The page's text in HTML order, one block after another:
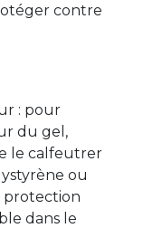
contre
: pour
du gel,
le calfeutrer
ou
protection
dans le